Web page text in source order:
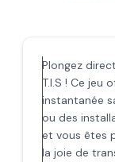
Plongez
T.I.S ! Ce jeu
instantanée
ou des
et vous êtes
la joie de